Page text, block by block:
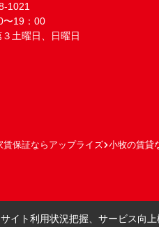
1021
〜19：00
土曜日、日曜日
賃保証ならアップライズ 小牧の賃貸
イト利用状況把握、サービス向